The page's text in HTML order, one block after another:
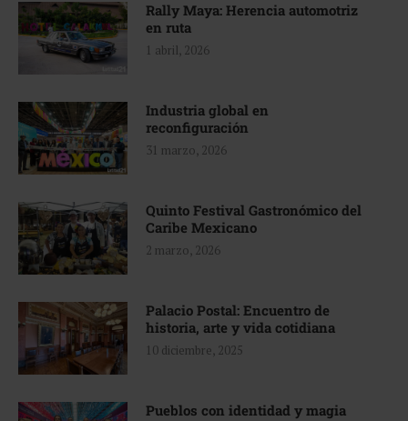
Rally Maya: Herencia automotriz
en ruta
1 abril, 2026
Industria global en
reconfiguración
31 marzo, 2026
Quinto Festival Gastronómico del
Caribe Mexicano
2 marzo, 2026
Palacio Postal: Encuentro de
historia, arte y vida cotidiana
10 diciembre, 2025
Pueblos con identidad y magia